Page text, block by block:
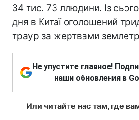
34 тис. 73 ллюдини. Із
дня в Китаї оголошений
траур за жертвами
Не упустите главное!
наши обновления в
Или читайте нас там, где